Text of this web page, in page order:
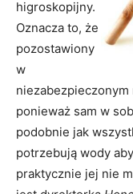
higroskopijny.
Oznacza to, że
pozostawiony
w
niezabezpieczonym
ponieważ sam w
podobnie jak
potrzebują wody
praktycznie jej nie